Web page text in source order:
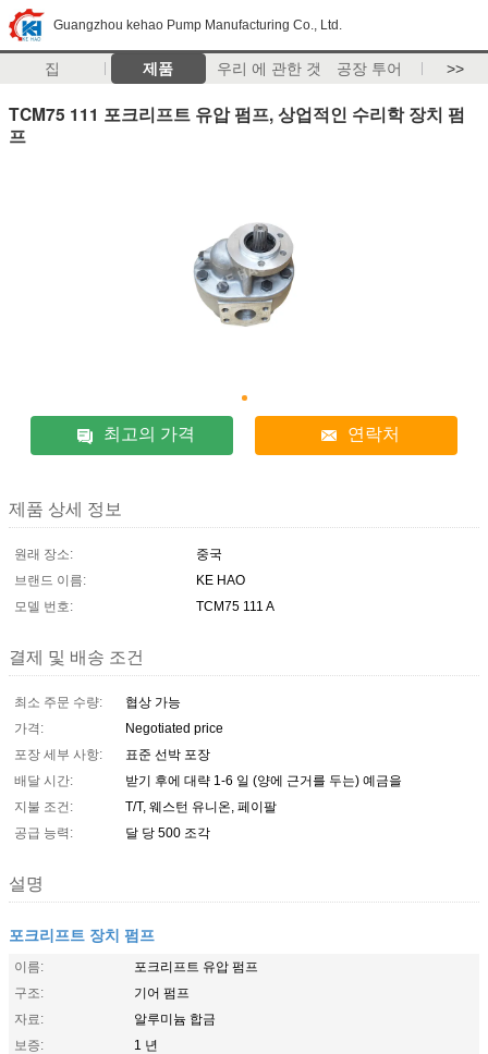
Guangzhou kehao Pump Manufacturing Co., Ltd.
집 제품 우리 에 관한 것 공장 투어 >>
TCM75 111 포크리프트 유압 펌프, 상업적인 수리학 장치 펌
프
최고의 가격 연락처
제품 상세 정보
원래 장소:
중국
브랜드 이름:
KE HAO
모델 번호:
TCM75 111 A
결제 및 배송 조건
최소 주문 수량:
협상 가능
가격:
Negotiated price
포장 세부 사항:
표준 선박 포장
배달 시간:
받기 후에 대략 1-6 일 (양에 근거를 두는) 예금을
지불 조건:
T/T, 웨스턴 유니온, 페이팔
공급 능력:
달 당 500 조각
설명
포크리프트 장치 펌프
이름:
포크리프트 유압 펌프
구조:
기어 펌프
자료:
알루미늄 합금
보증:
1 년